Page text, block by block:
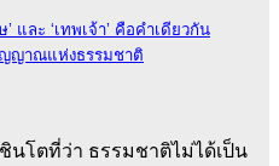
และ ‘เทพเจ้า’ คือคำเดียวกัน
ญาณแห่งธรรมชาติ
โตที่ว่า ธรรมชาติไม่ได้เป็น